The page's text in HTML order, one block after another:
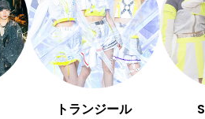
トランジール